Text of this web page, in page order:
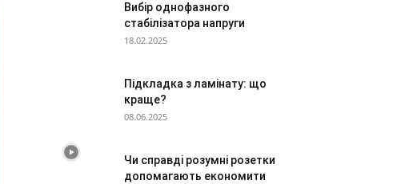
Вибір однофазного
стабілізатора напруги
18.02.2025
Підкладка з ламінату: що
краще?
08.06.2025
Чи справді розумні розетки
допомагають економити